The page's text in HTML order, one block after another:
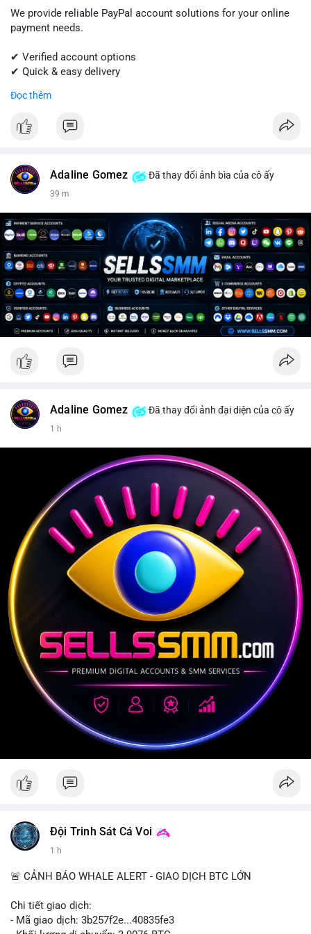
We provide reliable PayPal account solutions for your online
payment needs.
✔ Verified account options
✔ Quick & easy delivery
#paypal #paypalaccount
Đọc thêm
Adaline Gomez Đã thay đổi ảnh bìa của cô ấy
39 m
Adaline Gomez Đã thay đổi ảnh đại diện của cô ấy
1 h
Đội Trinh Sát Cá Voi
1 h
🚨 CẢNH BÁO WHALE ALERT - GIAO DỊCH BTC LỚN
Chi tiết giao dịch:
- Mã giao dịch: 3b257f2e...40835fe3